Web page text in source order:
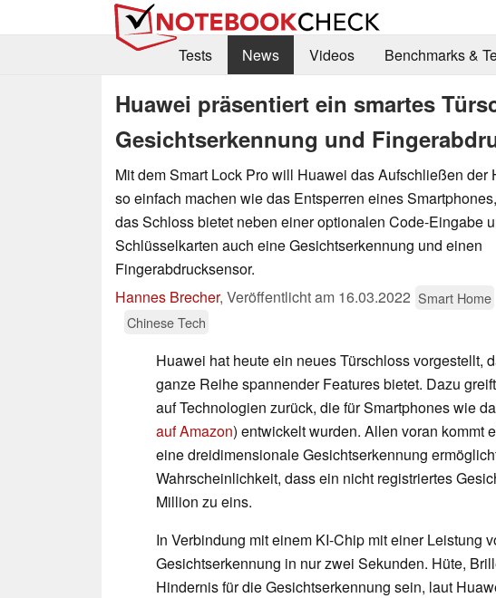
Tests
News Videos Benchmarks &
Huawei präsentiert ein smartes
Gesichtserkennung und
Mit dem Smart Lock Pro will Huawei das Aufschließen der
so einfach machen wie das Entsperren eines
das Schloss bietet neben einer optionalen Code-Eingabe
Schlüsselkarten auch eine Gesichtserkennung und einen
Fingerabdrucksensor.
Hannes Brecher, Veröffentlicht am 16.03.2022 Smart Home
Chinese Tech
Huawei hat heute ein neues Türschloss vorgestellt,
ganze Reihe spannender Features bietet. Dazu
auf Technologien zurück, die für Smartphones wie
auf Amazon) entwickelt wurden. Allen voran kommt
eine dreidimensionale Gesichtserkennung
Wahrscheinlichkeit, dass ein nicht registriertes
Million zu eins.
In Verbindung mit einem KI-Chip mit einer Leistung
Gesichtserkennung in nur zwei Sekunden. Hüte,
Hindernis für die Gesichtserkennung sein, laut